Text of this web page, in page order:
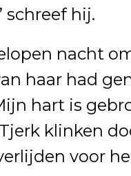
schreef hij.
nacht
haar had
hart is
klinken
voor